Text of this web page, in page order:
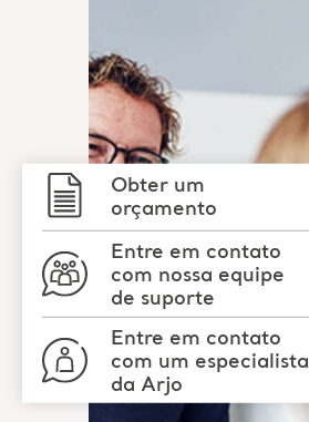
Obter um
orçamento
Entre em contato
com nossa equipe
de suporte
Entre em contato
com um especialista
da Arjo